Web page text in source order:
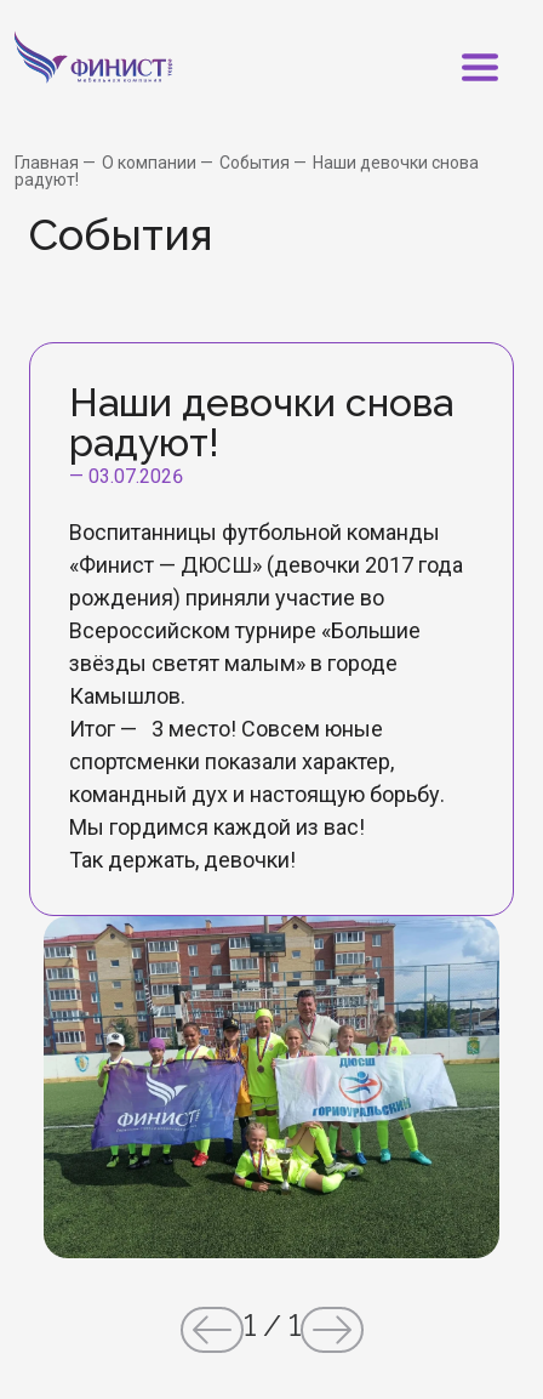
Главная О компании События
Наши девочки снова
радуют!
События
Наши девочки снова
радуют!
— 03.07.2026
Воспитанницы футбольной команды
«Финист — ДЮСШ» (девочки 2017 года
рождения) приняли участие во
Всероссийском турнире «Большие
звёзды светят малым» в городе
Камышлов.
Итог — 3 место! Совсем юные
спортсменки показали характер,
командный дух и настоящую борьбу.
Мы гордимся каждой из вас!
Так держать, девочки!
1/ 1